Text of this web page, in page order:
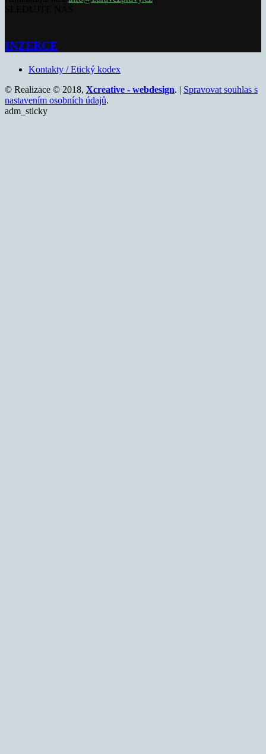
INZERCE
Kontakty / Etický kodex
© Realizace © 2018, Xcreative - webdesign. | Spravovat souhlas s
nastavením osobních údajů.
adm_sticky